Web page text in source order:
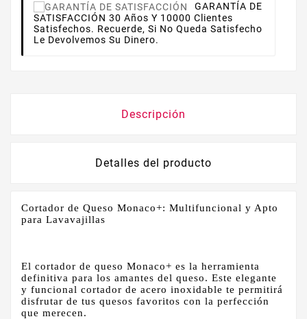
GARANTÍA DE
SATISFACCIÓN 30 Años Y 10000 Clientes
Satisfechos. Recuerde, Si No Queda Satisfecho
Le Devolvemos Su Dinero.
Descripción
Detalles del producto
Cortador de Queso Monaco+: Multifuncional y Apto
para Lavavajillas
El cortador de queso Monaco+ es la herramienta
definitiva para los amantes del queso. Este elegante
y funcional cortador de acero inoxidable te permitirá
disfrutar de tus quesos favoritos con la perfección
que merecen.